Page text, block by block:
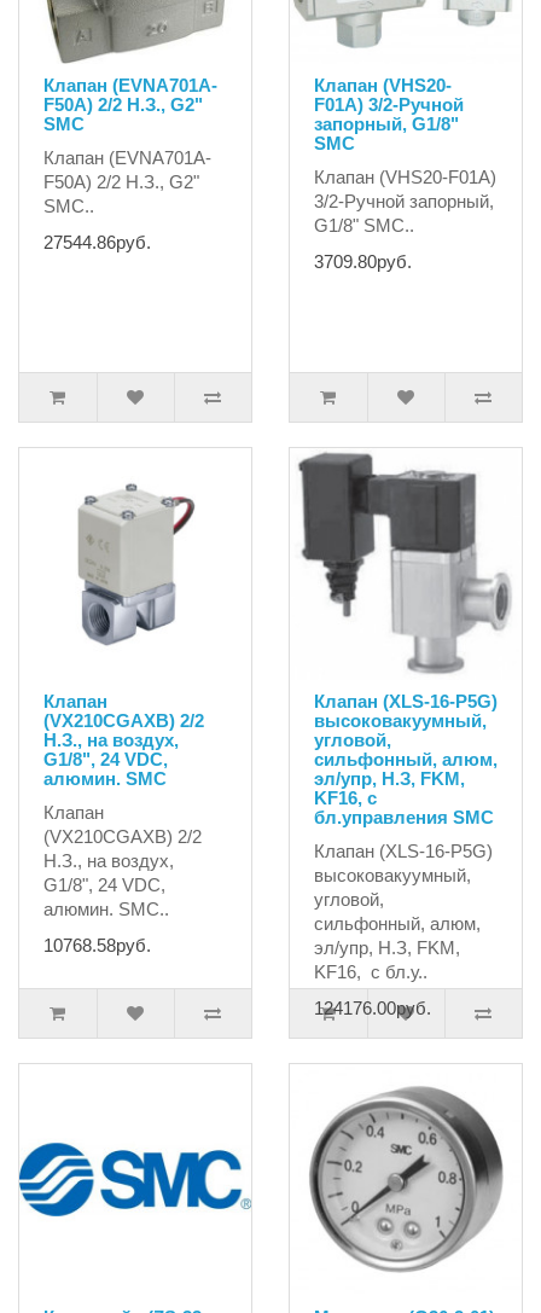
Клапан (EVNA701A-
F50A) 2/2 Н.З., G2"
SMC
Клапан (EVNA701A-
F50A) 2/2 Н.З., G2"
SMC..
27544.86руб.
Клапан (VHS20-
F01A) 3/2-Ручной
запорный, G1/8"
SMC
Клапан (VHS20-F01A)
3/2-Ручной запорный,
G1/8" SMC..
3709.80руб.
Клапан
(VX210CGAXB) 2/2
Н.З., на воздух,
G1/8", 24 VDC,
алюмин. SMC
Клапан
(VX210CGAXB) 2/2
Н.З., на воздух,
G1/8", 24 VDC,
алюмин. SMC..
10768.58руб.
Клапан (XLS-16-P5G)
высоковакуумный,
угловой,
сильфонный, алюм,
эл/упр, Н.З, FKM,
KF16, с
бл.управления SMC
Клапан (XLS-16-P5G)
высоковакуумный,
угловой,
сильфонный, алюм,
эл/упр, Н.З, FKM,
KF16, с бл.у..
124176.00руб.